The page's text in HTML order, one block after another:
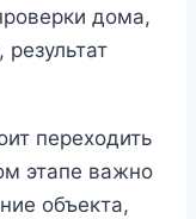
дома,
переходить
этапе важно
объекта,